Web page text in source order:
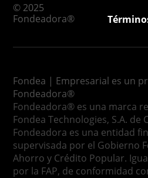
© 2025
Fondeadora®
Fondea | Empresarial es un
Fondeadora®
Fondeadora® es una marca
Fondea Technologies, S.A. de
Fondeadora es una entidad
supervisada por el Gobierno
Ahorro y Crédito Popular.
por la FAP, de conformidad